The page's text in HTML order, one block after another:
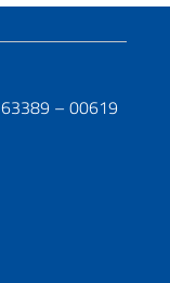
63389 – 00619